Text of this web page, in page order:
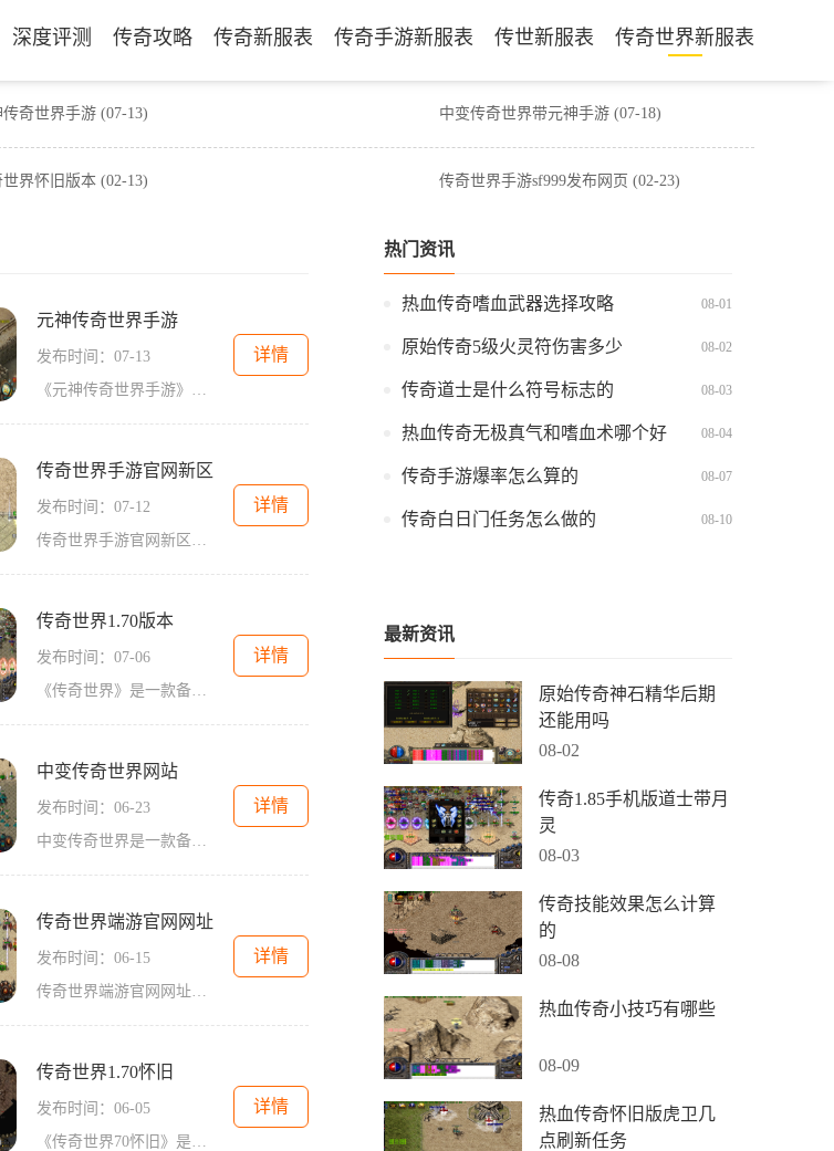
深度评测 传奇攻略 传奇新服表 传奇手游新服表 传世新服表 传奇世界新服表
传奇世界手游 (07-13) 中变传奇世界带元神手游 (07-18)
世界怀旧版本 (02-13) 传奇世界手游sf999发布网页 (02-23)
元神传奇世界手游
发布时间：07-13
《元神传奇世界手游》是一款备受瞩目的MMORPG手游，由知名游戏开发公司开发。游戏以仙侠为题材，打造了一个瑰丽而绚丽的仙侠世界。玩家可以扮演仙侠角色，自由探索、战斗、修炼
详情
传奇世界手游官网新区
发布时间：07-12
传奇世界手游官网新区是传奇世界系列游戏的最新力作，为广大玩家带来了全新的游戏体验。本文将向大家介绍这款游戏的具体玩法，让大家对传奇世界手游官网新区有更深入的了解。
详情
传奇世界1.70版本
发布时间：07-06
《传奇世界》是一款备受玩家喜爱的大型多人在线角色扮演游戏，70版本作为该游戏的重要更新版本，为玩家带来了更多的精彩内容与全新的游戏体验。在这个版本中，玩家将享受到更多
详情
中变传奇世界网站
发布时间：06-23
中变传奇世界是一款备受玩家热爱的多人在线角色扮演游戏，它提供了一个充满冒险和挑战的虚拟世界，让玩家体验到刺激和乐趣。在这个游戏中，玩家可以选择自己喜欢的职业和种族
详情
传奇世界端游官网网址
发布时间：06-15
传奇世界端游官网网址是许多游戏玩家所熟知的一个在线游戏平台。作为一款经典的网游，传奇世界拥有多年的历史和庞大的玩家群体。玩家可以通过该官网网址进入游戏，在这个奇幻
详情
传奇世界1.70怀旧
发布时间：06-05
《传奇世界70怀旧》是经典网络游戏《传奇世界》的一个版本，旨在让玩家重温传奇的伟大。本文将为大家详细介绍这个版本的游戏玩法，涵盖了游戏的职业、任务、副本、装备等方面。
详情
热门资讯
热血传奇嗜血武器选择攻略 08-01
原始传奇5级火灵符伤害多少 08-02
传奇道士是什么符号标志的 08-03
热血传奇无极真气和嗜血术哪个好 08-04
传奇手游爆率怎么算的 08-07
传奇白日门任务怎么做的 08-10
最新资讯
原始传奇神石精华后期
还能用吗
08-02
传奇1.85手机版道士带月
灵
08-03
传奇技能效果怎么计算
的
08-08
热血传奇小技巧有哪些
08-09
热血传奇怀旧版虎卫几
点刷新任务